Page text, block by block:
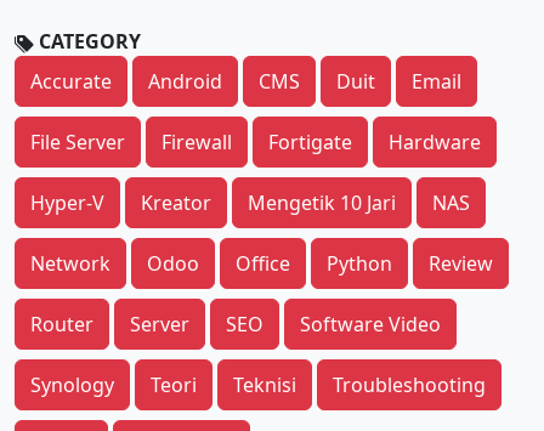
CATEGORY
Accurate
Android CMS Duit Email
File Server Firewall Fortigate Hardware
Hyper-V Kreator Mengetik 10 Jari NAS
Network Odoo Office Python Review
Router Server SEO Software Video
Synology Teori Teknisi Troubleshooting